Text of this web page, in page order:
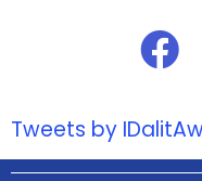
Tweets by